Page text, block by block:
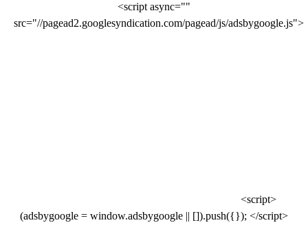
<script async=""
src="//pagead2.googlesyndication.com/pagead/js/adsbygoogle.js">
<script>
(adsbygoogle = window.adsbygoogle || []).push({}); </script>